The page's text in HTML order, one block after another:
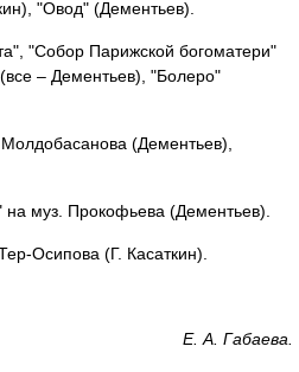
"Овод" (Дементьев).
"Собор Парижской богоматери"
– Дементьев), "Болеро"
(Дементьев),
на муз. Прокофьева (Дементьев).
Осипова (Г. Касаткин).
Е. А. Габаева.